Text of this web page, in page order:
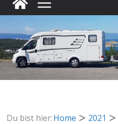
Du bist hier:Home 2021